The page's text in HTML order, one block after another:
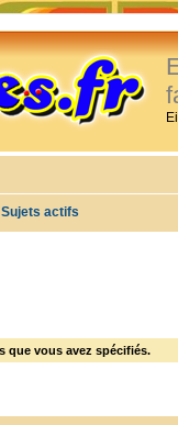
Sujets actifs
que vous avez spécifiés.